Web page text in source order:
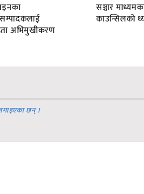
अभिमुखीकरण
सञ्चार
काउन्सिलको
छन् ।